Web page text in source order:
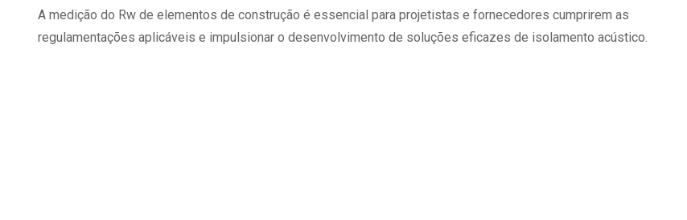
A medição do Rw de elementos de construção é essencial para projetistas e fornecedores cumprirem as
regulamentações aplicáveis e impulsionar o desenvolvimento de soluções eficazes de isolamento acústico.